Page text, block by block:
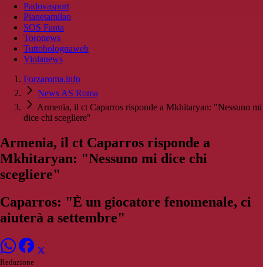
Padovasport
Pianetamilan
SOS Fanta
Toronews
Tuttobolognaweb
Violanews
Forzaroma.info
News AS Roma
Armenia, il ct Caparros risponde a Mkhitaryan: "Nessuno mi
dice chi scegliere"
Armenia, il ct Caparros risponde a
Mkhitaryan: "Nessuno mi dice chi
scegliere"
Caparros: "È un giocatore fenomenale, ci
aiuterà a settembre"
Redazione